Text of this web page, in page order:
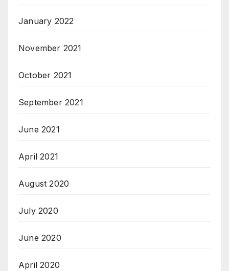
January 2022
November 2021
October 2021
September 2021
June 2021
April 2021
August 2020
July 2020
June 2020
April 2020